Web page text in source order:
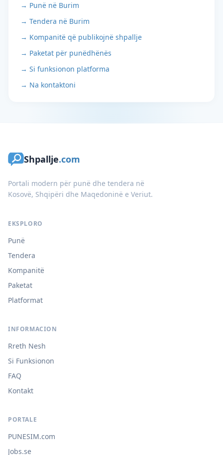
→ Punë në Burim
→ Tendera në Burim
→ Kompanitë që publikojnë shpallje
→ Paketat për punëdhënës
→ Si funksionon platforma
→ Na kontaktoni
Shpallje.com
Portali modern për punë dhe tendera në
Kosovë, Shqipëri dhe Maqedoninë e Veriut.
EKSPLORO
Punë
Tendera
Kompanitë
Paketat
Platformat
INFORMACION
Rreth Nesh
Si Funksionon
FAQ
Kontakt
PORTALE
PUNESIM.com
Jobs.se